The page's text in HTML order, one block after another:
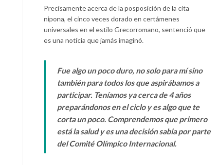
Precisamente acerca de la posposición de la cita
nipona, el cinco veces dorado en certámenes
universales en el estilo Grecorromano, sentenció que
es una noticia que jamás imaginó.
Fue algo un poco duro, no solo para mí sino
también para todos los que aspirábamos a
participar. Teníamos ya cerca de 4 años
preparándonos en el ciclo y es algo que te
corta un poco. Comprendemos que primero
está la salud y es una decisión sabia por parte
del Comité Olímpico Internacional.